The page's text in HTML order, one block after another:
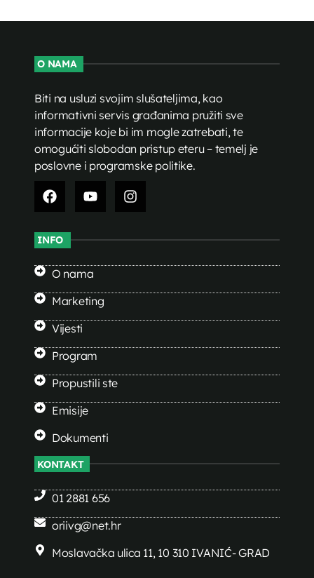
O NAMA
Biti na usluzi svojim slušateljima, kao
informativni servis građanima pružiti sve
informacije koje bi im mogle zatrebati, te
omogućiti slobodan pristup eteru – temelj je
poslovne i programske politike.
INFO
O nama
Marketing
Vijesti
Program
Propustili ste
Emisije
Dokumenti
KONTAKT
01 2881 656
oriivg@net.hr
Moslavačka ulica 11, 10 310 IVANIĆ- GRAD